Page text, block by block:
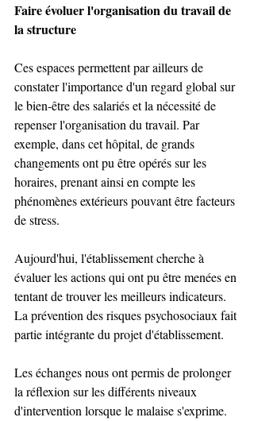
Faire évoluer l'organisation du travail de
la structure
Ces espaces permettent par ailleurs de
constater l'importance d'un regard global sur
le bien-être des salariés et la nécessité de
repenser l'organisation du travail. Par
exemple, dans cet hôpital, de grands
changements ont pu être opérés sur les
horaires, prenant ainsi en compte les
phénomènes extérieurs pouvant être facteurs
de stress.
Aujourd'hui, l'établissement cherche à
évaluer les actions qui ont pu être menées en
tentant de trouver les meilleurs indicateurs.
La prévention des risques psychosociaux fait
partie intégrante du projet d'établissement.
Les échanges nous ont permis de prolonger
la réflexion sur les différents niveaux
d'intervention lorsque le malaise s'exprime.